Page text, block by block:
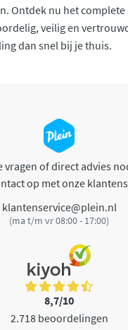
Ontdek nu het
veilig en
dan snel bij je thuis.
vragen of direct advies
op met onze
klantenservice@plein.nl
(ma t/m vr 08:00 - 17:00)
8,7/10
2.718 beoordelingen